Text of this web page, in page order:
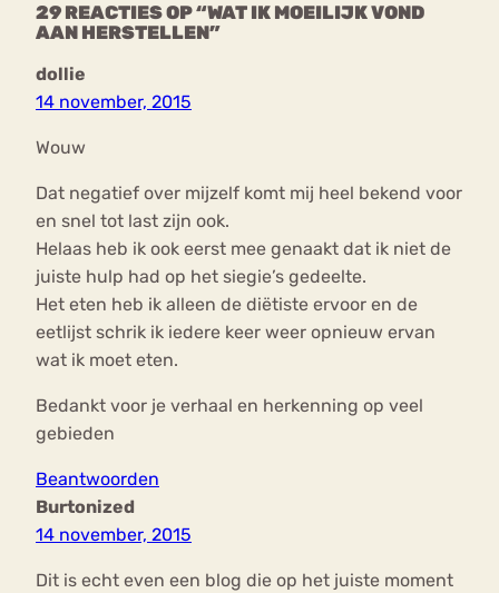
29 REACTIES OP “WAT IK MOEILIJK VOND
AAN HERSTELLEN”
dollie
14 november, 2015
Wouw
Dat negatief over mijzelf komt mij heel bekend voor
en snel tot last zijn ook.
Helaas heb ik ook eerst mee genaakt dat ik niet de
juiste hulp had op het siegie’s gedeelte.
Het eten heb ik alleen de diëtiste ervoor en de
eetlijst schrik ik iedere keer weer opnieuw ervan
wat ik moet eten.
Bedankt voor je verhaal en herkenning op veel
gebieden
Beantwoorden
Burtonized
14 november, 2015
Dit is echt even een blog die op het juiste moment